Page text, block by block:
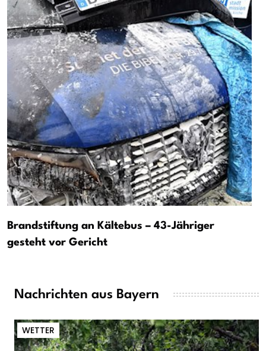
Brandstiftung an Kältebus – 43-Jähriger
gesteht vor Gericht
Nachrichten aus Bayern
WETTER